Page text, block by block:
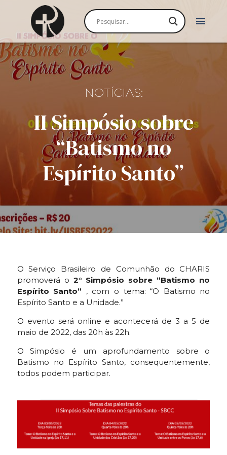
menu
NOTÍCIAS:
II Simpósio sobre
“Batismo no
Espírito Santo”
O Serviço Brasileiro de Comunhão do CHARIS
promoverá o 2° Simpósio sobre “Batismo no
Espírito Santo” , com o tema: “O Batismo no
Espírito Santo e a Unidade.”
O evento será online e acontecerá de 3 a 5 de
maio de 2022, das 20h às 22h.
O Simpósio é um aprofundamento sobre o
Batismo no Espírito Santo, consequentemente,
todos podem participar.